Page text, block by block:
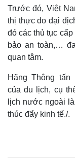
Trước đó, Việt
thị thực do đại
đó các thủ tục
bảo an toàn,…
quan tâm.
Hãng Thông
của du lịch, cụ
lịch nước ngoài
thúc đẩy kinh tế./.